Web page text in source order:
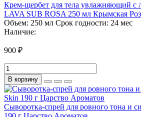
Крем-щербет для тела увлажняющий с
LAVA SUB ROSA 250 мл Крымская
Объем: 250 мл Срок годности: 24 мес
Наличие:
900 ₽
В корзину
Сыворотка-спрей для ровного тона и